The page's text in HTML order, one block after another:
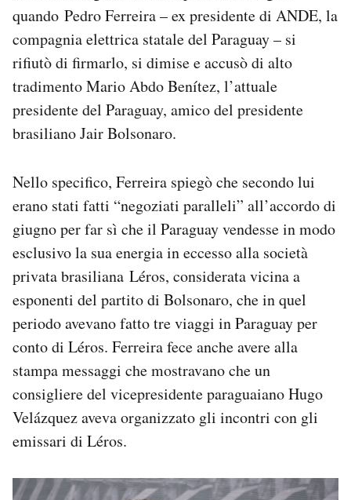
quando Pedro Ferreira – ex presidente di ANDE, la
compagnia elettrica statale del Paraguay – si
rifiutò di firmarlo, si dimise e accusò di alto
tradimento Mario Abdo Benítez, l’attuale
presidente del Paraguay, amico del presidente
brasiliano Jair Bolsonaro.
Nello specifico, Ferreira spiegò che secondo lui
erano stati fatti “negoziati paralleli” all’accordo di
giugno per far sì che il Paraguay vendesse in modo
esclusivo la sua energia in eccesso alla società
privata brasiliana Léros, considerata vicina a
esponenti del partito di Bolsonaro, che in quel
periodo avevano fatto tre viaggi in Paraguay per
conto di Léros. Ferreira fece anche avere alla
stampa messaggi che mostravano che un
consigliere del vicepresidente paraguaiano Hugo
Velázquez aveva organizzato gli incontri con gli
emissari di Léros.